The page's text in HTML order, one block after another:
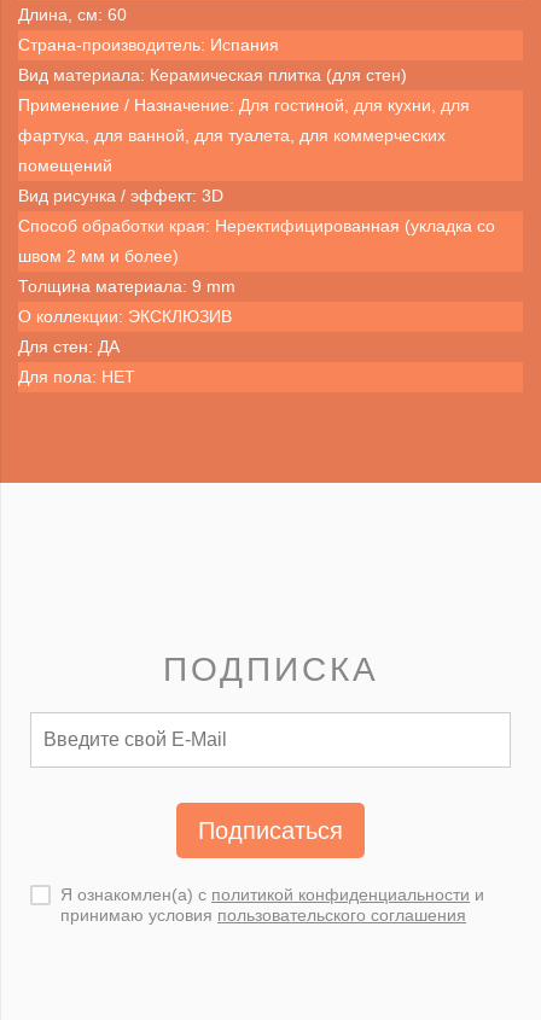
Длина, см: 60
Страна-производитель: Испания
Вид материала: Керамическая плитка (для стен)
Применение / Назначение: Для гостиной, для кухни, для
фартука, для ванной, для туалета, для коммерческих
помещений
Вид рисунка / эффект: 3D
Способ обработки края: Неректифицированная (укладка со
швом 2 мм и более)
Толщина материала: 9 mm
О коллекции: ЭКСКЛЮЗИВ
Для стен: ДА
Для пола: НЕТ
ПОДПИСКА
Подписаться
Я ознакомлен(а) с политикой конфиденциальности и
принимаю условия пользовательского соглашения